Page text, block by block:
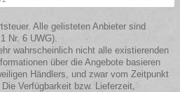
Alle gelisteten Anbieter sind
Nr. 6 UWG).
wahrscheinlich nicht alle existierenden
über die Angebote basieren
Händlers, und zwar vom Zeitpunkt
Verfügbarkeit bzw. Lieferzeit,